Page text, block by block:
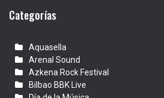
Categorías
Aquasella
Arenal Sound
Azkena Rock Festival
Bilbao BBK Live